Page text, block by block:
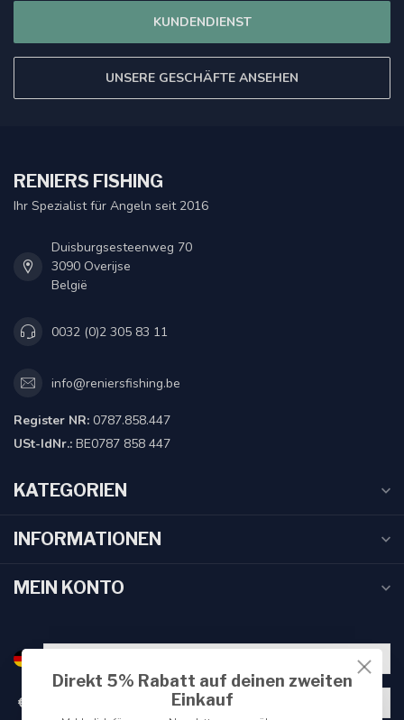
KUNDENDIENST
UNSERE GESCHÄFTE ANSEHEN
RENIERS FISHING
Ihr Spezialist für Angeln seit 2016
Duisburgsesteenweg 70
3090 Overijse
België
0032 (0)2 305 83 11
info@reniersfishing.be
Register NR: 0787.858.447
USt-IdNr.: BE0787 858 447
KATEGORIEN
INFORMATIONEN
MEIN KONTO
€
Direkt 5% Rabatt auf deinen zweiten
Einkauf